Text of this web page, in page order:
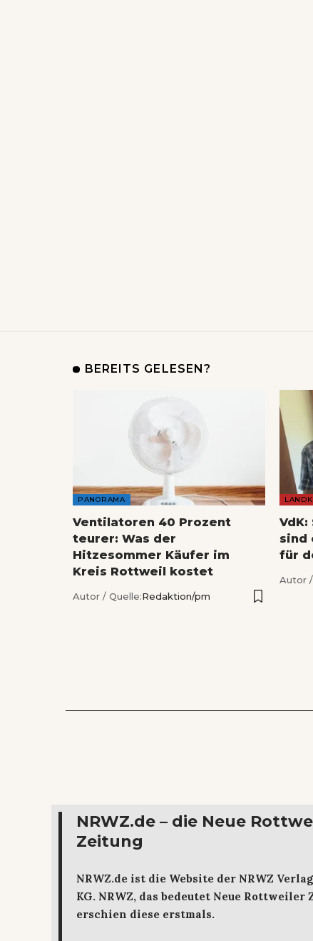
BEREITS GELESEN?
PANORAMA
Ventilatoren 40 Prozent
teurer: Was der
Hitzesommer Käufer im
Kreis Rottweil kostet
Autor / Quelle:Redaktion/pm
sind
für
Autor
NRWZ.de – die Neue
Zeitung
NRWZ.de ist die Website der NRWZ Verlag
KG. NRWZ, das bedeutet Neue Rottweiler
erschien diese erstmals.